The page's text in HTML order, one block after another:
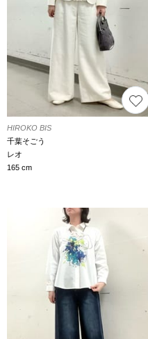
HIROKO BIS
千葉そごう
レオ
165 cm